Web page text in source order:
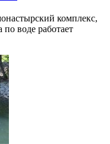
комплекс,
воде работает